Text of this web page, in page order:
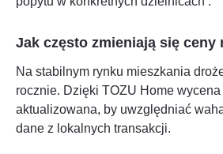
Jak często zmieniają się ceny
Na stabilnym rynku mieszkania
rocznie. Dzięki TOZU Home
aktualizowana, by uwzględniać
dane z lokalnych transakcji.